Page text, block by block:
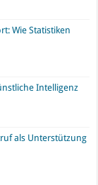
Wie Statistiken
Intelligenz
als Unterstützung